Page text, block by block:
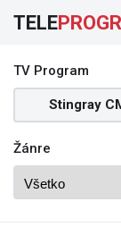
TELE
TV Program
Stingray
Žánre